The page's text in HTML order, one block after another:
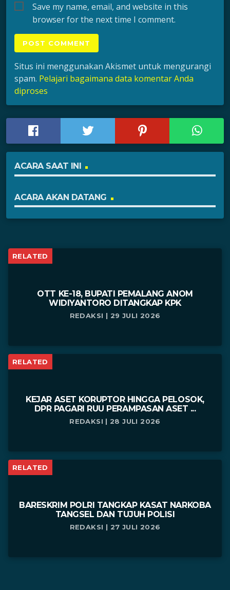
Save my name, email, and website in this
browser for the next time I comment.
Situs ini menggunakan Akismet untuk mengurangi
spam. Pelajari bagaimana data komentar Anda
diproses
ACARA SAAT INI
ACARA AKAN DATANG
RELATED
OTT KE-18, BUPATI PEMALANG ANOM
WIDIYANTORO DITANGKAP KPK
REDAKSI | 29 JULI 2026
RELATED
KEJAR ASET KORUPTOR HINGGA PELOSOK,
DPR PAGARI RUU PERAMPASAN ASET ...
REDAKSI | 28 JULI 2026
RELATED
BARESKRIM POLRI TANGKAP KASAT NARKOBA
TANGSEL DAN TUJUH POLISI
REDAKSI | 27 JULI 2026